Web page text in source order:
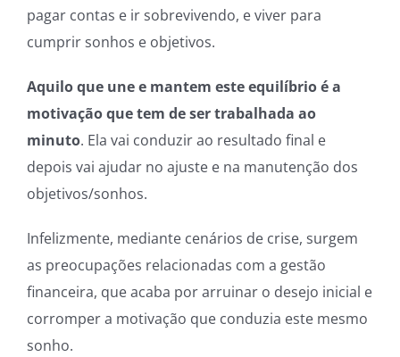
pagar contas e ir sobrevivendo, e viver para
cumprir sonhos e objetivos.
Aquilo que une e mantem este equilíbrio é a
motivação que tem de ser trabalhada ao
minuto. Ela vai conduzir ao resultado final e
depois vai ajudar no ajuste e na manutenção dos
objetivos/sonhos.
Infelizmente, mediante cenários de crise, surgem
as preocupações relacionadas com a gestão
financeira, que acaba por arruinar o desejo inicial e
corromper a motivação que conduzia este mesmo
sonho.